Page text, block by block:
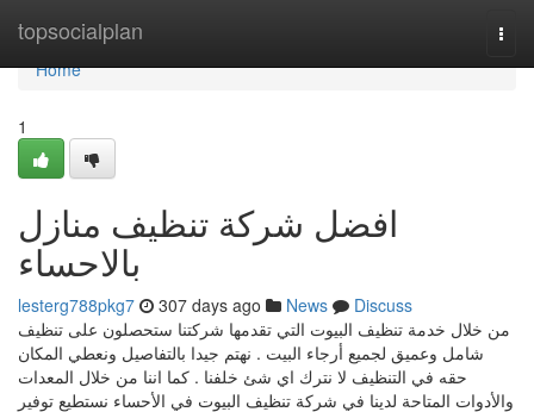
topsocialplan
Home
Home
1
افضل شركة تنظيف منازل
بالاحساء
lesterg788pkg7 307 days ago News
Discuss
من خلال خدمة تنظيف البيوت التي تقدمها شركتنا ستحصلون على تنظيف
شامل وعميق لجميع أرجاء البيت . نهتم جيدا بالتفاصيل ونعطي المكان
حقه في التنظيف لا نترك اي شئ خلفنا . كما اننا من خلال المعدات
والأدوات المتاحة لدينا في شركة تنظيف البيوت في الأحساء نستطيع توفير